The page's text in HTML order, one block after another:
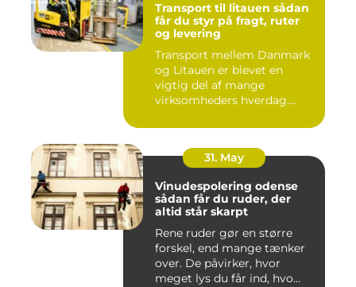
Transport til litauen sådan
får du styr på fragt, ruter
og levering
Transport mellem Danmark
og Litauen er blevet en
vigtig del af mange
virksomheders hverdag.
31. May
Vinudespolering odense
sådan får du ruder, der
altid står skarpt
Rene ruder gør en større
forskel, end mange tænker
over. De påvirker, hvor
meget lys du får ind, hvo...